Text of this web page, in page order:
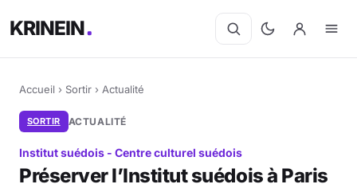
KRINEIN
Accueil › Sortir › Actualité
SORTIR ACTUALITÉ
Institut suédois - Centre culturel suédois
Préserver l’Institut suédois à Paris